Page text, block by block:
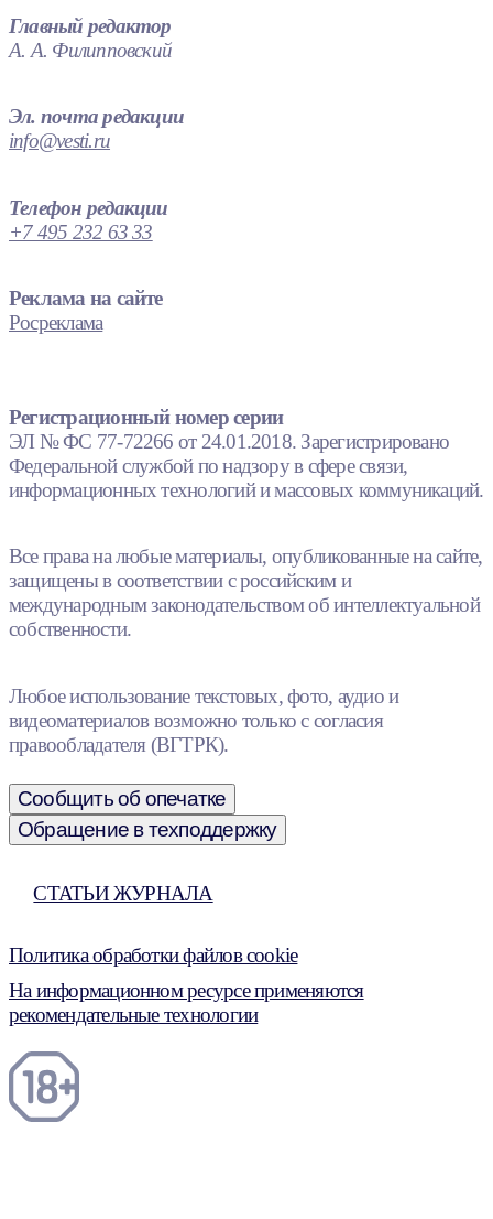
Главный редактор
А. А. Филипповский
Эл. почта редакции
info@vesti.ru
Телефон редакции
+7 495 232 63 33
Реклама на сайте
Росреклама
Регистрационный номер серии
ЭЛ № ФС 77-72266 от 24.01.2018. Зарегистрировано
Федеральной службой по надзору в сфере связи,
информационных технологий и массовых коммуникаций.
Все права на любые материалы, опубликованные на сайте,
защищены в соответствии с российским и
международным законодательством об интеллектуальной
собственности.
Любое использование текстовых, фото, аудио и
видеоматериалов возможно только с согласия
правообладателя (ВГТРК).
Сообщить об опечатке
Обращение в техподдержку
СТАТЬИ ЖУРНАЛА
Политика обработки файлов cookie
На информационном ресурсе применяются
рекомендательные технологии